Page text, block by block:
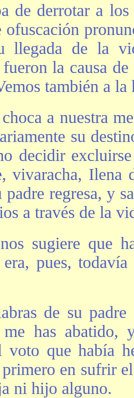
de derrotar a
ofuscación
llegada de la
la causa
también a
a nuestra
su
decidir
vivaracha, Ilena
padre regresa, y
a través de la
sugiere que
era, pues,
de su
me has
voto que había
en sufrir
ni hijo alguno.